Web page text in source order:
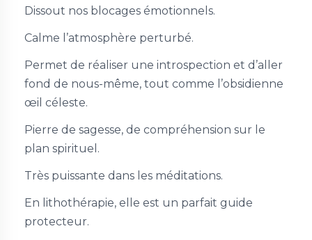
Dissout nos blocages émotionnels.
Calme l’atmosphère perturbé.
Permet de réaliser une introspection et d’aller
fond de nous-même, tout comme l’obsidienne
œil céleste.
Pierre de sagesse, de compréhension sur le
plan spirituel.
Très puissante dans les méditations.
En lithothérapie, elle est un parfait guide
protecteur.